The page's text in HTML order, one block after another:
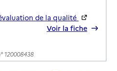
de la qualité
Voir la fiche
120008438